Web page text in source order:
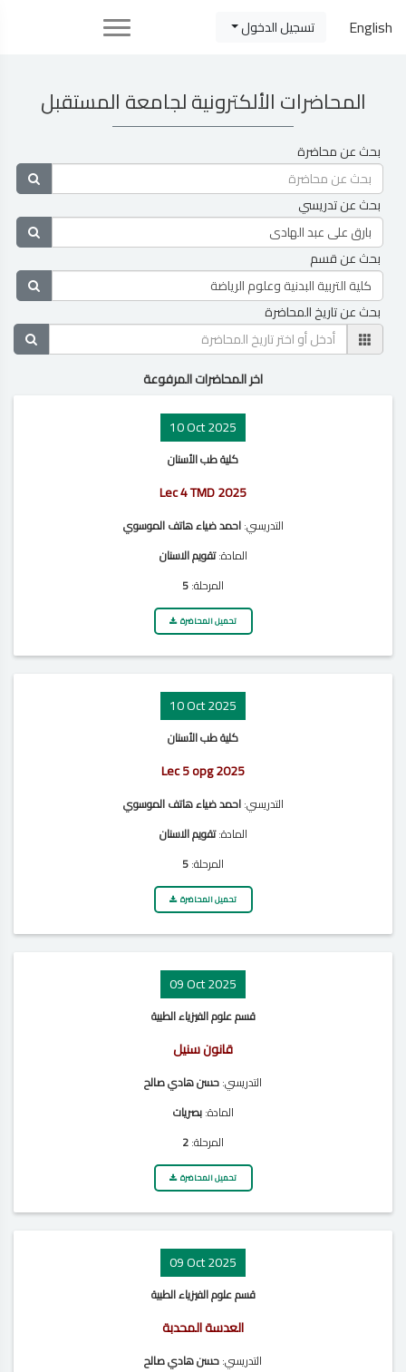
تسجيل الدخول English
المحاضرات الألكترونية لجامعة المستقبل
بحث عن محاضرة
بحث عن تدريسي
بحث عن قسم
بحث عن تاريخ المحاضرة
اخر المحاضرات المرفوعة
10 Oct 2025
كلية طب الأسنان
Lec 4 TMD 2025
التدريسي:احمد ضياء هاتف الموسوي
المادة:تقويم الاسنان
المرحلة:5
تحميل المحاضرة
10 Oct 2025
كلية طب الأسنان
Lec 5 opg 2025
التدريسي:احمد ضياء هاتف الموسوي
المادة:تقويم الاسنان
المرحلة:5
تحميل المحاضرة
09 Oct 2025
قسم علوم الفيزياء الطبية
قانون سنيل
التدريسي:حسن هادي صالح
المادة:بصريات
المرحلة:2
تحميل المحاضرة
09 Oct 2025
قسم علوم الفيزياء الطبية
العدسة المحدبة
التدريسي:حسن هادي صالح